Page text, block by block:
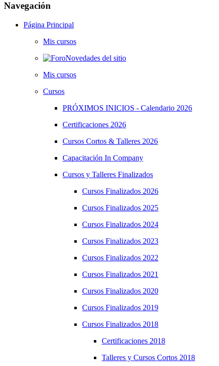
Navegación
Página Principal
Mis cursos
Novedades del sitio
Mis cursos
Cursos
PRÓXIMOS INICIOS - Calendario 2026
Certificaciones 2026
Cursos Cortos & Talleres 2026
Capacitación In Company
Cursos y Talleres Finalizados
Cursos Finalizados 2026
Cursos Finalizados 2025
Cursos Finalizados 2024
Cursos Finalizados 2023
Cursos Finalizados 2022
Cursos Finalizados 2021
Cursos Finalizados 2020
Cursos Finalizados 2019
Cursos Finalizados 2018
Certificaciones 2018
Talleres y Cursos Cortos 2018